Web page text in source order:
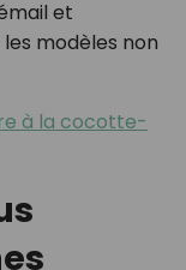
et
modèles non
à la cocotte-